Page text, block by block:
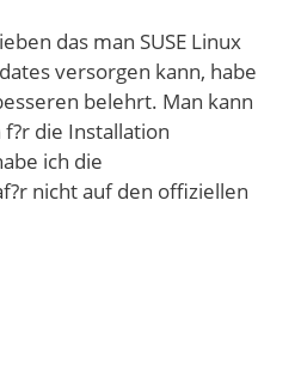
das man SUSE Linux
versorgen kann, habe
belehrt. Man kann
die Installation
ich die
nicht auf den offiziellen